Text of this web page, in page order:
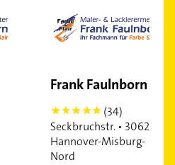
Frank Faulnborn
5
(34)
Seckbruchstr. • 30629
Hannover-Misburg-
Nord